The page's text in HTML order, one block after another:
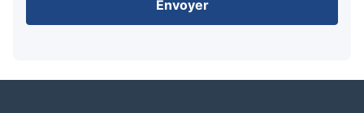
Envoyer